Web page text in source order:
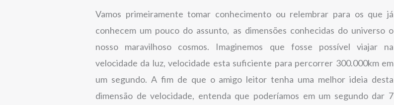
Vamos primeiramente tomar conhecimento ou relembrar para os que já
conhecem um pouco do assunto, as dimensões conhecidas do universo o
nosso maravilhoso cosmos. Imaginemos que fosse possível viajar na
velocidade da luz, velocidade esta suficiente para percorrer 300.000km em
um segundo. A fim de que o amigo leitor tenha uma melhor ideia desta
dimensão de velocidade, entenda que poderíamos em um segundo dar 7